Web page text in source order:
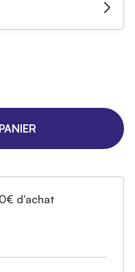
d'achat